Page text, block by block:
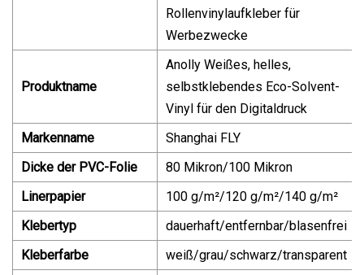
Rollenvinylaufkleber für
Werbezwecke
Produktname
Anolly Weißes, helles,
selbstklebendes Eco-Solvent-
Vinyl für den Digitaldruck
Markenname
Shanghai FLY
Dicke der PVC-Folie
80 Mikron/100 Mikron
Linerpapier
100 g/m²/120 g/m²/140 g/m²
Klebertyp
dauerhaft/entfernbar/blasenfrei
Kleberfarbe
weiß/grau/schwarz/transparent